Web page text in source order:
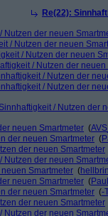
Re(22):
Nutzen der neuen
/ Nutzen der neuen
/ Nutzen der neuen
/ Nutzen der neuen
/ Nutzen der
/ Nutzen der
/ Nutzen der
neuen Smartmeter (
der neuen Smartmeter (
der neuen Smartmeter
Nutzen der neuen
Smartmeter (
neuen Smartmeter (
der neuen Smartmeter (-
der neuen Smartmeter
Nutzen der neuen